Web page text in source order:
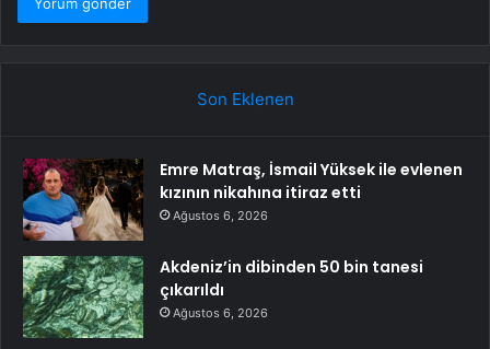
Son Eklenen
Emre Matraş, İsmail Yüksek ile evlenen
kızının nikahına itiraz etti
Ağustos 6, 2026
Akdeniz’in dibinden 50 bin tanesi
çıkarıldı
Ağustos 6, 2026